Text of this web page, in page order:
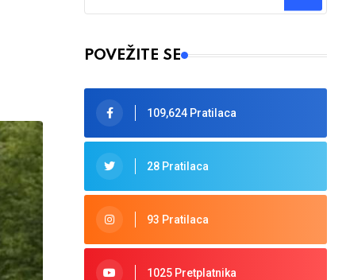
Type 2 or more characters for results.
POVEŽITE SE
109,624 Pratilaca
28 Pratilaca
93 Pratilaca
1025 Pretplatnika